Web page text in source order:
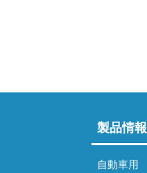
製品情報
自動車用